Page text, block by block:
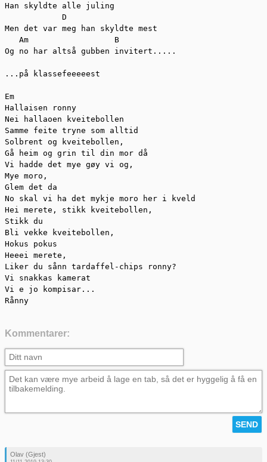
Han skyldte alle juling
            D
Men det var meg han skyldte mest
   Am                  B
Og no har altså gubben invitert.....
...på klassefeeeeest
Em
Hallaisen ronny
Nei hallaoen kveitebollen
Samme feite tryne som alltid
Solbrent og kveitebollen,
Gå heim og grin til din mor då
Vi hadde det mye gøy vi og,
Mye moro,
Glem det da
No skal vi ha det mykje moro her i kveld
Hei merete, stikk kveitebollen,
Stikk du
Bli vekke kveitebollen,
Hokus pokus
Heeei merete,
Liker du sånn tardaffel-chips ronny?
Vi snakkas kamerat
Vi e jo kompisar...
Rånny
Kommentarer:
Olav (Gjest)